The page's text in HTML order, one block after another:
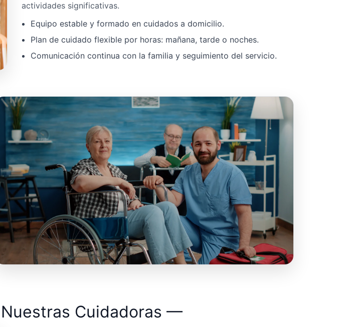
actividades significativas.
Equipo estable y formado en cuidados a domicilio.
Plan de cuidado flexible por horas: mañana, tarde o noches.
Comunicación continua con la familia y seguimiento del servicio.
Nuestras Cuidadoras —